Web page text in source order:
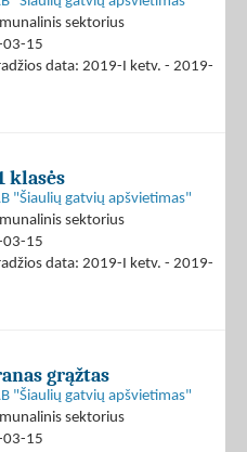
sektorius
03-15
data: 2019-I ketv. - 2019-
klasės
"Šiaulių gatvių apšvietimas"
sektorius
03-15
data: 2019-I ketv. - 2019-
grąžtas
"Šiaulių gatvių apšvietimas"
sektorius
03-15